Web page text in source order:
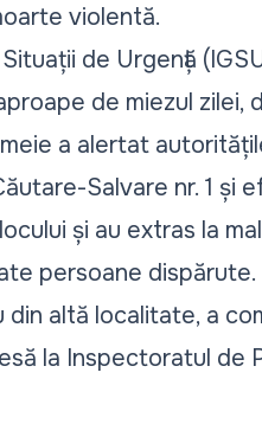
violentă.
de Urgență
de miezul zilei,
a alertat
Salvare nr. 1 și
și au extras la
persoane
din altă localitate, a
la Inspectoratul de